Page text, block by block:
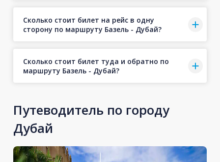
Сколько стоит билет на рейс в одну
сторону по маршруту Базель - Дубай?
Сколько стоит билет туда и обратно по
маршруту Базель - Дубай?
Путеводитель по городу
Дубай